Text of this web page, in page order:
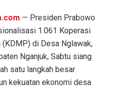
— Presiden Prabowo
1.061 Koperasi
di Desa Nglawak,
Nganjuk, Sabtu siang.
satu langkah besar
kekuatan ekonomi desa